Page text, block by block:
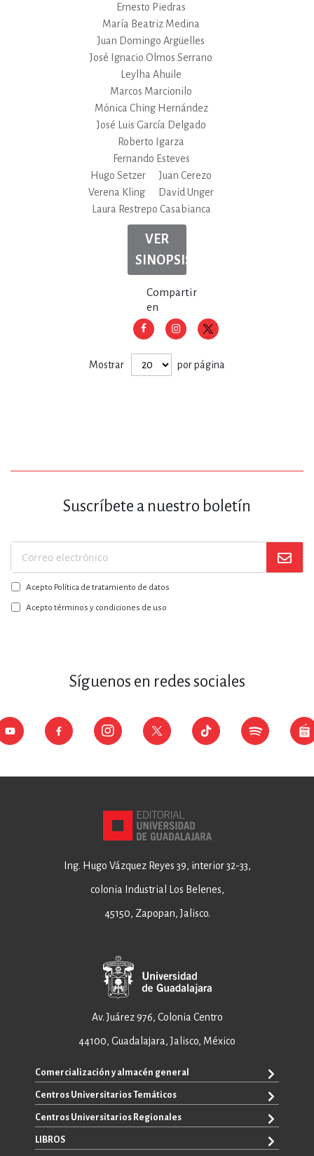
Ernesto Piedras
María Beatriz Medina
Juan Domingo Argüelles
José Ignacio Olmos Serrano
Leylha Ahuile
Marcos Marcionilo
Mónica Ching Hernández
José Luis García Delgado
Roberto Igarza
Fernando Esteves
Hugo Setzer
Juan Cerezo
Verena Kling
David Unger
Laura Restrepo Casabianca
VER
SINOPSIS
Compartir
en
Mostrar por página
Suscríbete a nuestro boletín
Suscríbase
a
nuestro
boletín:
Acepto Política de tratamiento de datos
Acepto términos y condiciones de uso
Síguenos en redes sociales
Ing. Hugo Vázquez Reyes 39, interior 32-33,
colonia Industrial Los Belenes,
45150, Zapopan, Jalisco.
Av. Juárez 976, Colonia Centro
44100, Guadalajara, Jalisco, México
Comercialización y almacén general
+52 33 3640 6326
+52 33 3640 4595
ventas@editorial.udg.mx
Centros Universitarios Temáticos
CUAAD
CUCEA
Centros Universitarios Regionales
CUALTOS
LIBROS